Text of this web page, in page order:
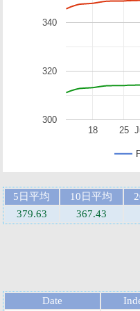
18 25
300
320
340
5日平均 10日平均
379.63
367.43
Date